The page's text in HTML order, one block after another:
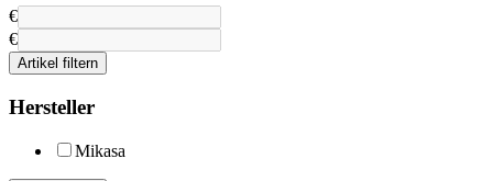
€
€
Artikel filtern
Hersteller
Mikasa